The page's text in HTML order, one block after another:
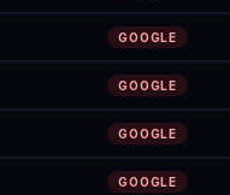
GOOGLE
GOOGLE
GOOGLE
GOOGLE